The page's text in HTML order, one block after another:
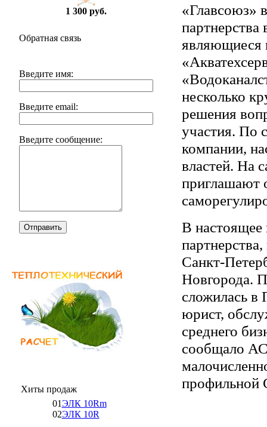
1 300 руб.
Обратная связь
Введите имя:
Введите email:
Введите сообщение:
Отправить
Хиты продаж
01ЭЛК 10Rm
02ЭЛК 10R
«Главсоюз»
партнерства
являющиеся
несколько
решения
участия. По
компании,
властей. На
приглашают
В настоящее
Санкт-
Новгорода.
сложилась в
юрист,
среднего
сообщало
профильной